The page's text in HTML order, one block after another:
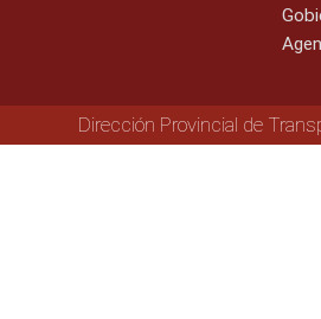
Dirección Provincial de